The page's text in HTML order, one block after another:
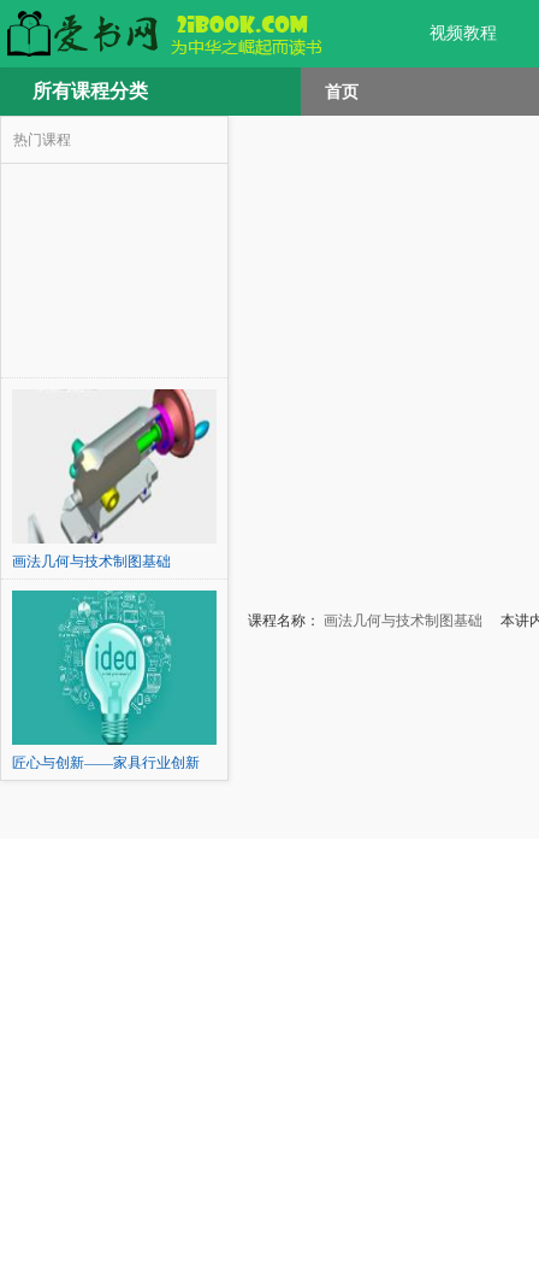
视频教程
所有课程分类 首页
热门课程
画法几何与技术制图基础
匠心与创新——家具行业创新
课程名称： 画法几何与技术制图基础 本讲内